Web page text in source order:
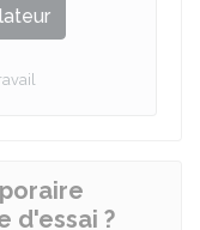
d'essai ?